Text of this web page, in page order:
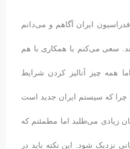
ایران آگاهم و می‌دانم
سعی می‌کنم با همکاری‌ با هم
همه چیز آنالیز کردن شرایط
که سیستم ایران جدید است
زیادی می‌طلبد اما مطمئنم که
نزدیک شود. این نکته باید در